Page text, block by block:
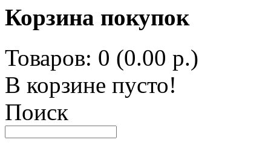
Корзина покупок
Товаров: 0 (0.00 р.)
В корзине пусто!
Поиск